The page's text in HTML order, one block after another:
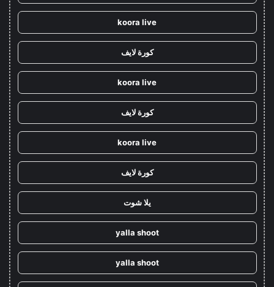
koora live
كورة لايف
koora live
كورة لايف
koora live
كورة لايف
يلا شوت
yalla shoot
yalla shoot